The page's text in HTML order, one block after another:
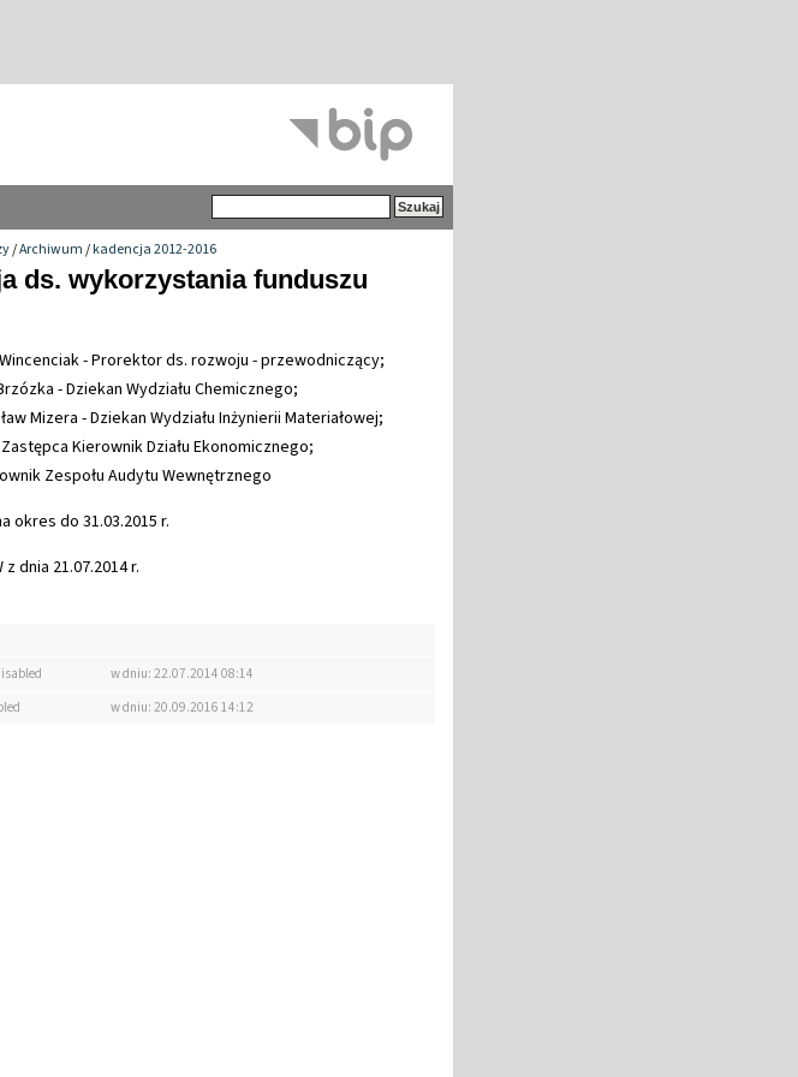
/Archiwum/kadencja 2012-2016
ds. wykorzystania funduszu
- Prorektor ds. rozwoju - przewodniczący;
- Dziekan Wydziału Chemicznego;
Mizera - Dziekan Wydziału Inżynierii Materiałowej;
Kierownik Działu Ekonomicznego;
Zespołu Audytu Wewnętrznego
okres do 31.03.2015 r.
dnia 21.07.2014 r.
w dniu: 22.07.2014 08:14
w dniu: 20.09.2016 14:12